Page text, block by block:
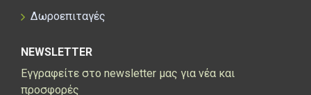
Δωροεπιταγές
NEWSLETTER
Εγγραφείτε στο newsletter μας για νέα και
προσφορές